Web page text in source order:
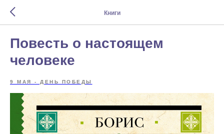
Книги
Повесть о настоящем
человеке
9 МАЯ - ДЕНЬ ПОБЕДЫ